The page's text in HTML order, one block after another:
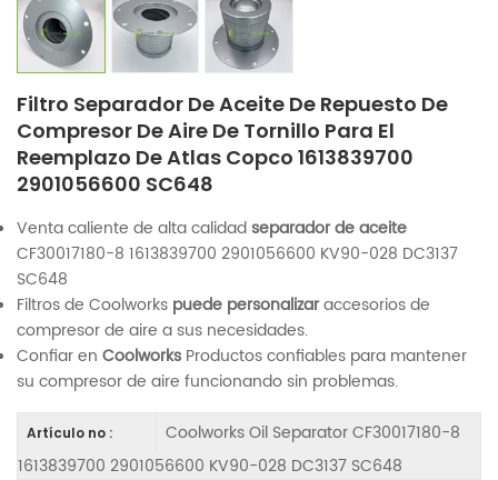
Filtro Separador De Aceite De Repuesto De
Compresor De Aire De Tornillo Para El
Reemplazo De Atlas Copco 1613839700
2901056600 SC648
Venta caliente de alta calidad separador de aceite
CF30017180-8 1613839700 2901056600 KV90-028 DC3137
SC648
Filtros de Coolworks puede personalizaraccesorios de
compresor de aire a sus necesidades.
Confiar en Coolworks Productos confiables para mantener
su compresor de aire funcionando sin problemas.
Artículo no :
Coolworks Oil Separator CF30017180-8
1613839700 2901056600 KV90-028 DC3137 SC648